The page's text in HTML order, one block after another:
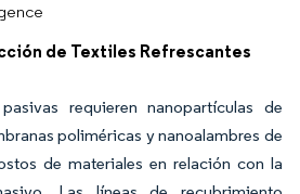
de Textiles Refrescantes
requieren nanopartículas de
poliméricas y nanoalambres de
de materiales en relación con la